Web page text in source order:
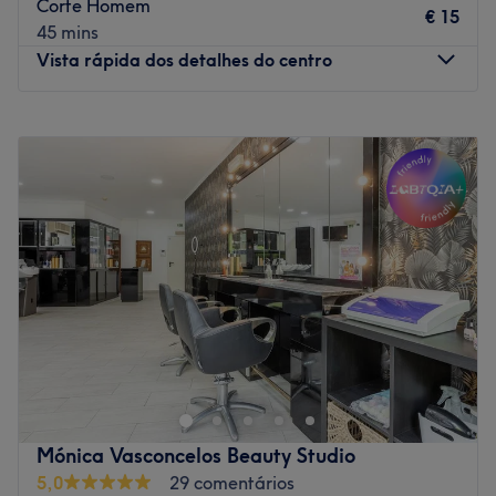
Corte Homem
45 mins
€ 15
Vista rápida dos detalhes do centro
–18:00
10:00 –18:00
Quinta-feira
10:00 –18:30
Sexta-feira
07:00 –20:00
Sábado
08:00 –20:00
Domingo
Fechado
O Daby's Cabeleireiro e Estética encontra-se na Galeria
Alfarrobeira, em Cascais. Este espaço oferece uma
variedade ampla de serviços de cabeleiro e essenciais
da estética, como são as manicures e as depilações.
Aqui, encontrarás o que precisas para cuidar-te dos pés
à cabeça. Reserva já!
Mónica Vasconcelos Beauty Studio
5,0
29 comentários